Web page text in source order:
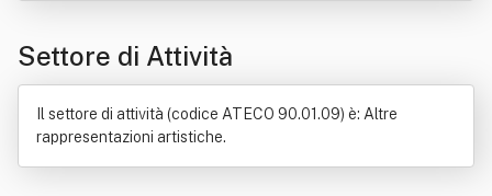
Distribuzione commerciale
Settore di Attività
Il settore di attività (codice ATECO 90.01.09) è: Altre
rappresentazioni artistiche.